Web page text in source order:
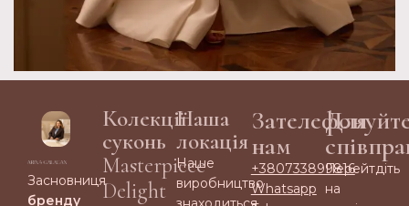
Колекції
суконь
Masterpiece
Delight
Наша
локація
Наше
виробництво
Засновниця
бренду
нам
+380733899816
Whatsapp
Для
Перейтдіть
на